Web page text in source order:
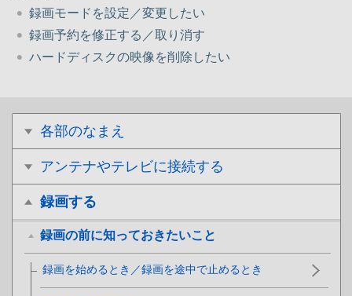
各部のなまえ
アンテナやテレビに接続する
録画する
録画の前に知っておきたいこと
録画を始めるとき／録画を途中で止めるとき
録画モードを設定／変更したい
録画予約を修正する／取り消す
ハードディスクの映像を削除したい